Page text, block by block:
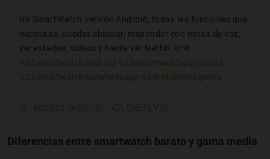
Un SmartWatch versión Android, todas las funciones que
necesitas, puedes chatear, responder con notas de voz,
ver estados, videos y hasta ver Netflix.🩷🌸
%23smartwatchandroid %23smartwatchguayaquil
%23smartwatchconwhatsapp %23relojinteligente
♬ sonido original - CLOSTLY🌸
Diferencias entre smartwatch barato y gama media